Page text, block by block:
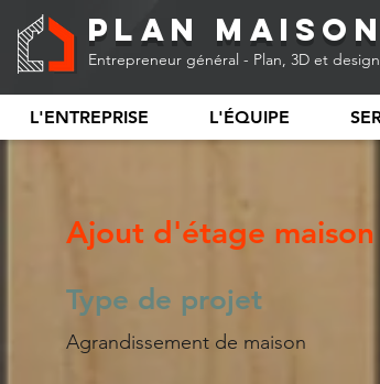
Plan Maison
Entrepreneur général - Plan, 3D et design
L'ENTREPRISE L'ÉQUIPE
Ajout d'étage
Type de projet
Agrandissement de maison